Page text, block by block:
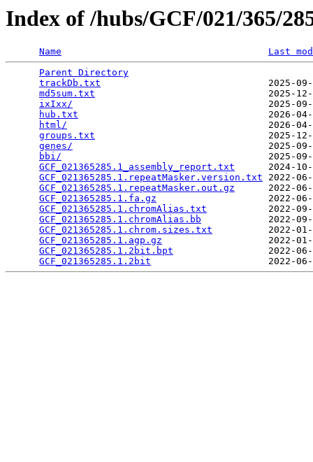
Index of /hubs/GCF/021/365/
Name
Last
Parent Directory
trackDb.txt
2025-
md5sum.txt
2025-
ixIxx/
2025-
hub.txt
2026-
html/
2026-
groups.txt
2025-
genes/
2025-
bbi/
2025-
GCF_021365285.1_assembly_report.txt
2024-
GCF_021365285.1.repeatMasker.version.txt 2022-
GCF_021365285.1.repeatMasker.out.gz
2022-
GCF_021365285.1.fa.gz
2022-
GCF_021365285.1.chromAlias.txt
2022-
GCF_021365285.1.chromAlias.bb
2022-
GCF_021365285.1.chrom.sizes.txt
2022-
GCF_021365285.1.agp.gz
2022-
GCF_021365285.1.2bit.bpt
2022-
GCF_021365285.1.2bit